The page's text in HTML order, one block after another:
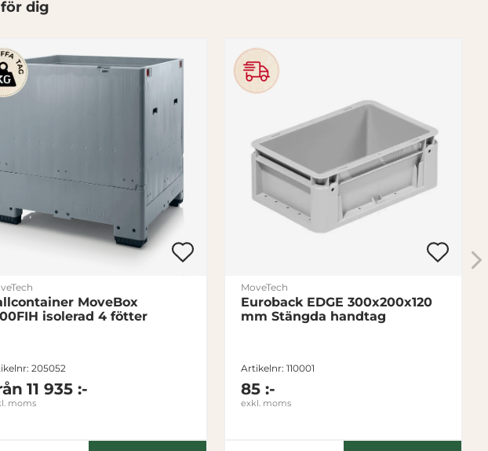
dig
MoveBox
isolerad 4 fötter
205052
11 935 :-
moms
MoveTech
Euroback EDGE 300x200x120
mm Stängda handtag
Artikelnr: 110001
85 :-
exkl. moms